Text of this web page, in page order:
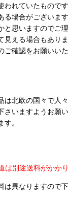
れていたもの
場合がございま
思いますのでご
える場合もあり
確認をお願いい
北欧の国々で人
いますようお願い
。
別途送料がかかり
は異なりますので